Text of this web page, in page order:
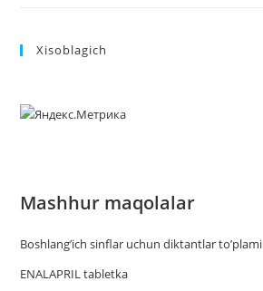
Xisoblagich
Mashhur maqolalar
Boshlang’ich sinflar uchun diktantlar to’plami
ENALAPRIL tabletka